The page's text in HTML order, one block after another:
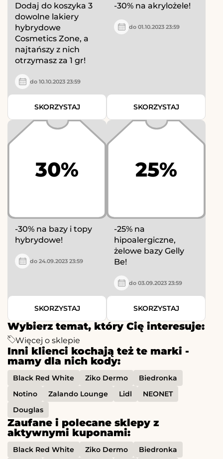
Wybierz temat, który Cię interesuje:
Więcej o sklepie
Inni klienci kochają też te marki -
mamy dla nich kody:
Black Red White Ziko Dermo
Biedronka
Notino
Zalando Lounge Lidl
NEONET
Douglas
Zaufane i polecane sklepy z
aktywnymi kuponami:
Black Red White Ziko Dermo
Biedronka
Dodaj do koszyka 3
dowolne lakiery
hybrydowe
Cosmetics Zone, a
najtańszy z nich
otrzymasz za 1 gr!
do 10.10.2023 23:59
SKORZYSTAJ
-30% na akrylożele!
do 01.10.2023 23:59
SKORZYSTAJ
30%
-30% na bazy i topy
hybrydowe!
do 24.09.2023 23:59
SKORZYSTAJ
25%
-25% na
hipoalergiczne,
żelowe bazy Gelly
Be!
do 03.09.2023 23:59
SKORZYSTAJ